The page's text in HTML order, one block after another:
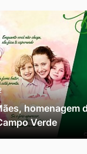
homenagem
Verde